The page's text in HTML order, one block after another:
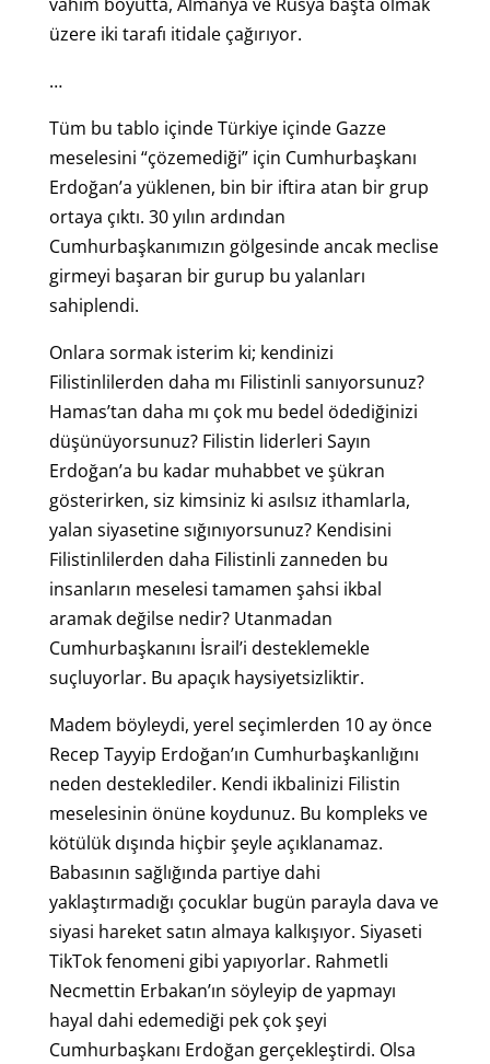
üzere iki tarafı itidale çağırıyor.
…
Tüm bu tablo içinde Türkiye içinde Gazze
meselesini “çözemediği” için Cumhurbaşkanı
Erdoğan’a yüklenen, bin bir iftira atan bir grup
ortaya çıktı. 30 yılın ardından
Cumhurbaşkanımızın gölgesinde ancak meclise
girmeyi başaran bir gurup bu yalanları
sahiplendi.
Onlara sormak isterim ki; kendinizi
Filistinlilerden daha mı Filistinli sanıyorsunuz?
Hamas’tan daha mı çok mu bedel ödediğinizi
düşünüyorsunuz? Filistin liderleri Sayın
Erdoğan’a bu kadar muhabbet ve şükran
gösterirken, siz kimsiniz ki asılsız ithamlarla,
yalan siyasetine sığınıyorsunuz? Kendisini
Filistinlilerden daha Filistinli zanneden bu
insanların meselesi tamamen şahsi ikbal
aramak değilse nedir? Utanmadan
Cumhurbaşkanını İsrail’i desteklemekle
suçluyorlar. Bu apaçık haysiyetsizliktir.
Madem böyleydi, yerel seçimlerden 10 ay önce
Recep Tayyip Erdoğan’ın Cumhurbaşkanlığını
neden desteklediler. Kendi ikbalinizi Filistin
meselesinin önüne koydunuz. Bu kompleks ve
kötülük dışında hiçbir şeyle açıklanamaz.
Babasının sağlığında partiye dahi
yaklaştırmadığı çocuklar bugün parayla dava ve
siyasi hareket satın almaya kalkışıyor. Siyaseti
TikTok fenomeni gibi yapıyorlar. Rahmetli
Necmettin Erbakan’ın söyleyip de yapmayı
hayal dahi edemediği pek çok şeyi
Cumhurbaşkanı Erdoğan gerçekleştirdi. Olsa